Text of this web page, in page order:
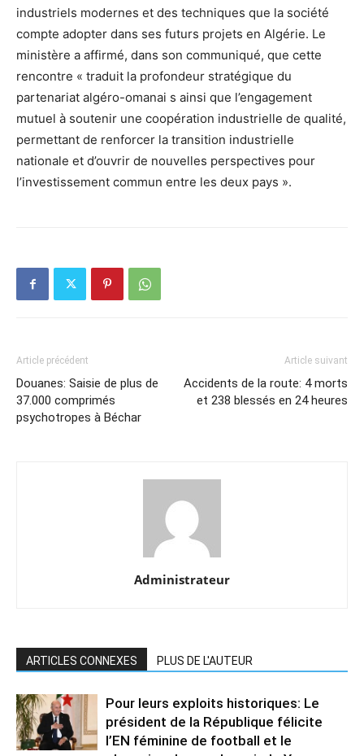
industriels modernes et des techniques que la société
compte adopter dans ses futurs projets en Algérie. Le
ministère a affirmé, dans son communiqué, que cette
rencontre « traduit la profondeur stratégique du
partenariat algéro-omanai s ainsi que l’engagement
mutuel à soutenir une coopération industrielle de qualité,
permettant de renforcer la transition industrielle
nationale et d’ouvrir de nouvelles perspectives pour
l’investissement commun entre les deux pays ».
Article précédent
Douanes: Saisie de plus de
37.000 comprimés
psychotropes à Béchar
Article suivant
Accidents de la route: 4 morts
et 238 blessés en 24 heures
Administrateur
ARTICLES CONNEXES PLUS DE L'AUTEUR
Pour leurs exploits historiques: Le
président de la République félicite
l’EN féminine de football et le